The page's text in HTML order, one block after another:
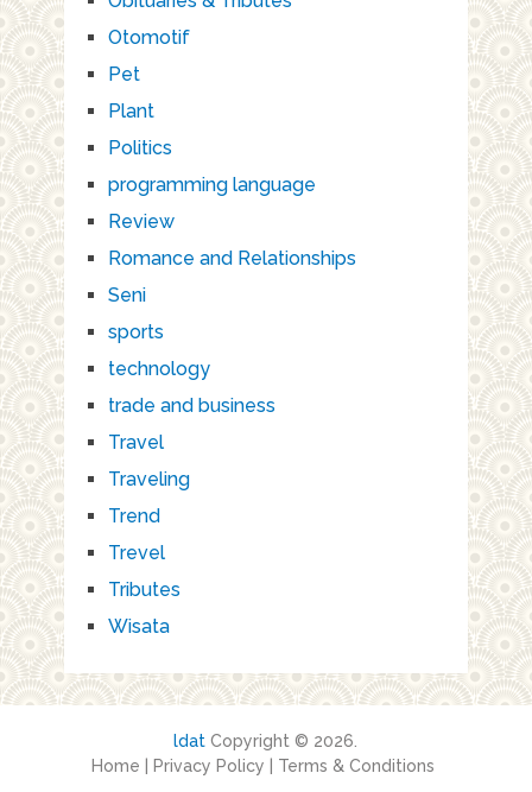
Otomotif
Pet
Plant
Politics
programming language
Review
Romance and Relationships
Seni
sports
technology
trade and business
Travel
Traveling
Trend
Trevel
Tributes
Wisata
ldat Copyright © 2026.
Home
Privacy Policy Terms & Conditions